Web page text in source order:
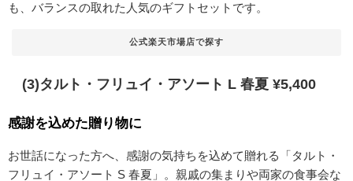
も、バランスの取れた人気のギフトセットです。
公式楽天市場店で探す
(3)タルト・フリュイ・アソート L 春夏 ¥5,400
感謝を込めた贈り物に
お世話になった方へ、感謝の気持ちを込めて贈れる「タルト・
フリュイ・アソート S 春夏」。親戚の集まりや両家の食事会な